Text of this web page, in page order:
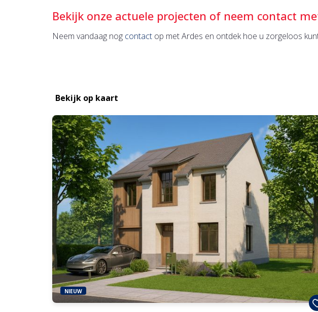
Bekijk onze actuele projecten of neem contact
Neem vandaag nog contact op met Ardes en ontdek hoe u zorgeloos
Bekijk op kaart
NIEUW